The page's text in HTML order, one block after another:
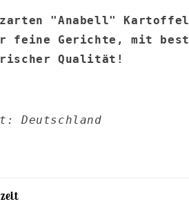
zarten "Anabell"
feine Gerichte, mit
Qualität!
Deutschland